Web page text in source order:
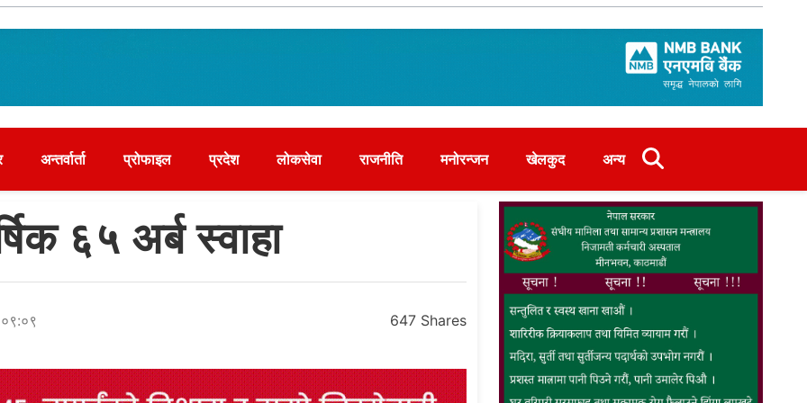
अन्तर्वार्ता प्रोफाइल प्रदेश लोकसेवा राजनीति मनोरन्जन खेलकुद अन्य
६५ अर्ब स्वाहा
647 Shares